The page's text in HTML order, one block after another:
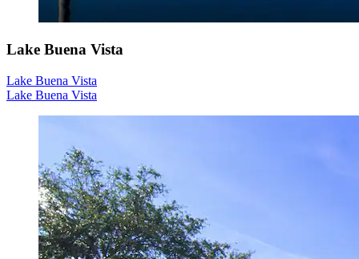
Lake Buena Vista
Lake Buena Vista
Lake Buena Vista